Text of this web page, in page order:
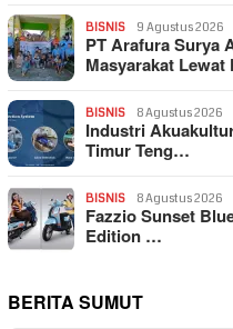
BISNIS 9 Agustus 2026
PT Arafura Surya
Masyarakat
BISNIS 8 Agustus 2026
Industri
Timur Teng…
BISNIS 8 Agustus 2026
Fazzio Sunset
Edition …
BERITA SUMUT